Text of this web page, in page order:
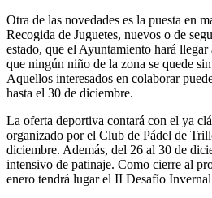
Otra de las novedades es la puesta en
Recogida de Juguetes, nuevos o de
estado, que el Ayuntamiento hará
que ningún niño de la zona se quede
Aquellos interesados en colaborar
hasta el 30 de diciembre.
La oferta deportiva contará con el ya
organizado por el Club de Pádel de
diciembre. Además, del 26 al 30 de
intensivo de patinaje. Como cierre al
enero tendrá lugar el II Desafío